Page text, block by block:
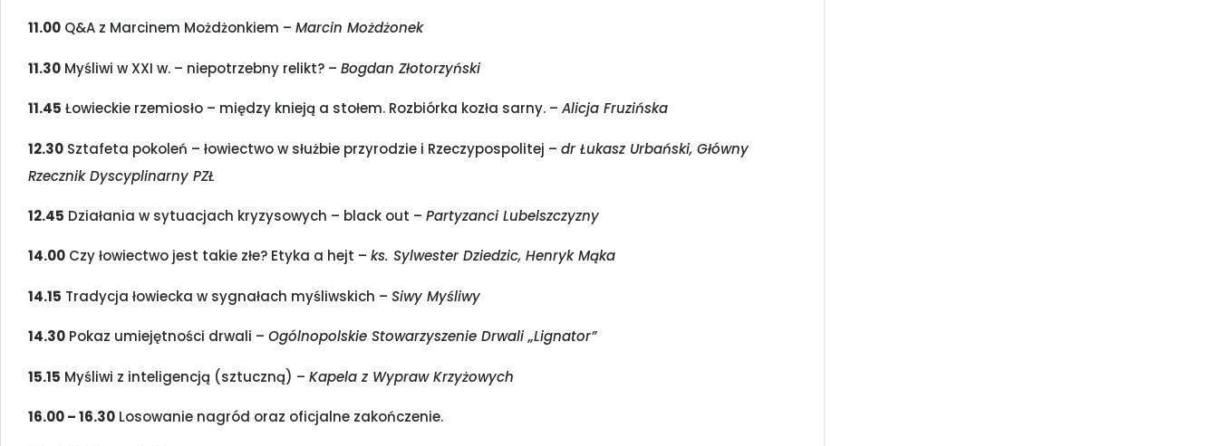
11.00 Q&A z Marcinem Możdżonkiem – Marcin Możdżonek
11.30 Myśliwi w XXI w. – niepotrzebny relikt? – Bogdan Złotorzyński
11.45 Łowieckie rzemiosło – między knieją a stołem. Rozbiórka kozła sarny. – Alicja Fruzińska
12.30 Sztafeta pokoleń – łowiectwo w służbie przyrodzie i Rzeczypospolitej – dr Łukasz Urbański, Główny
Rzecznik Dyscyplinarny PZŁ
12.45 Działania w sytuacjach kryzysowych – black out – Partyzanci Lubelszczyzny
14.00 Czy łowiectwo jest takie złe? Etyka a hejt – ks. Sylwester Dziedzic, Henryk Mąka
14.15 Tradycja łowiecka w sygnałach myśliwskich – Siwy Myśliwy
14.30 Pokaz umiejętności drwali – Ogólnopolskie Stowarzyszenie Drwali „Lignator”
15.15 Myśliwi z inteligencją (sztuczną) – Kapela z Wypraw Krzyżowych
16.00 – 16.30 Losowanie nagród oraz oficjalne zakończenie.